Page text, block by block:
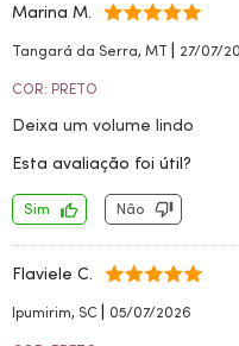
Marina M.
Tangará da Serra, MT | 27/07/
COR: PRETO
Deixa um volume lindo
Esta avaliação foi útil?
Sim Não
Flaviele C.
Ipumirim, SC | 05/07/2026